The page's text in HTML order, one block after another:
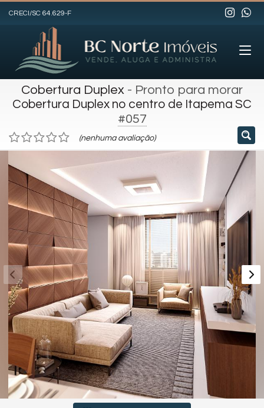
CRECI/SC 64.629-F
Cobertura Duplex - Pronto para morar
Cobertura Duplex no centro de Itapema SC
#057
(nenhuma avaliação)